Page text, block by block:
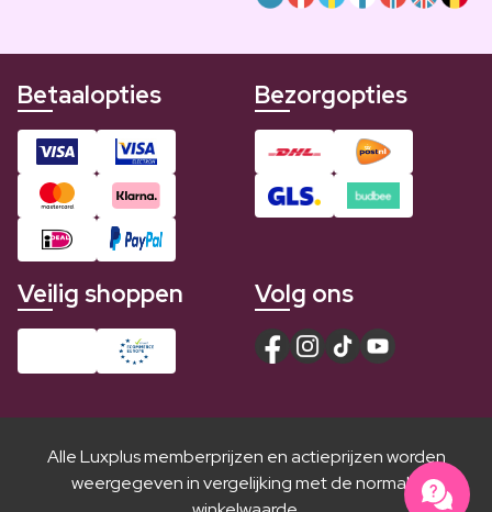
Betaalopties Bezorgopties
Veilig shoppen Volg ons
Alle Luxplus memberprijzen en actieprijzen worden
weergegeven in vergelijking met de normale